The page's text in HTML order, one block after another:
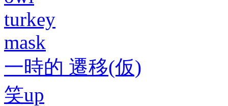
turkey
mask
一時的 遷移(仮)
笑up